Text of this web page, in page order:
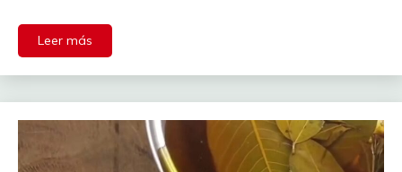
Leer más